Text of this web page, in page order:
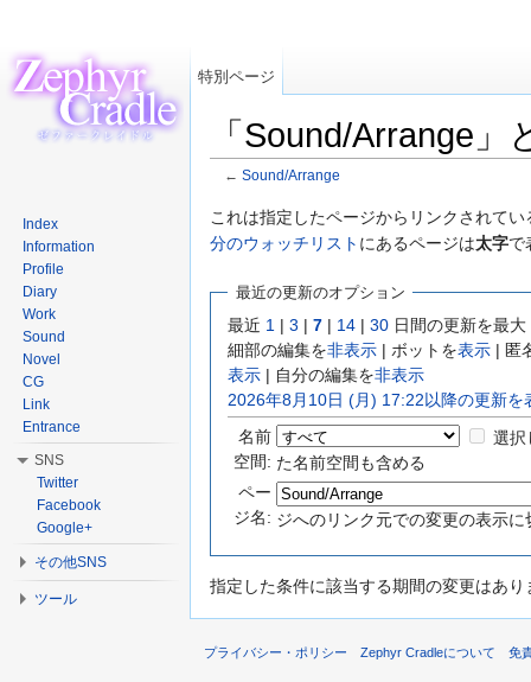
「Sound/Arrange
← Sound/Arrange
これは指定したページからリンクされて
分のウォッチリスト にあるページは太字で
最近の更新のオプション
最近 1 | 3 | 7 | 14 | 30 日間の更新を最大
細部の編集を非表示 | ボットを表示 | 匿
表示 | 自分の編集を非表示
2026年8月10日 (月) 17:22以降の更新を
名前
空間:
選択
た名前空間も含める
ペー
ジ名: ジへのリンク元での変更の表示に
指定した条件に該当する期間の変更はあり
特別ページ
Index
Information
Profile
Diary
Work
Sound
Novel
CG
Link
Entrance
SNS
Twitter
Facebook
Google+
その他SNS
ツール
プライバシー・ポリシー Zephyr Cradleについて 免